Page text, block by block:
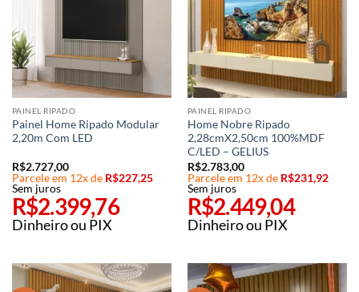
PAINEL RIPADO
Painel Home Ripado Modular
2,20m Com LED
R$2.727,00
Parcele em 12x de R$227,25
Sem juros
R$2.399,76
Dinheiro ou PIX
PAINEL RIPADO
Home Nobre Ripado
2,28cmX2,50cm 100%MDF
C/LED – GELIUS
R$2.783,00
Parcele em 12x de R$231,92
Sem juros
R$2.449,04
Dinheiro ou PIX